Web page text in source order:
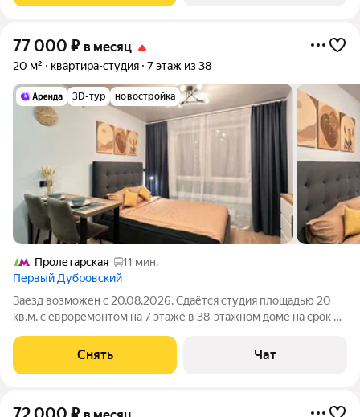
77 000 ₽ в месяц
20 м² квартира-студия 7 этаж из 38
3D-тур новостройка
Пролетарская
11 мин.
Первый Дубровский
Заезд возможен с 20.08.2026. Сдаётся студия площадью 20
кв.м. с евроремонтом на 7 этаже в 38-этажном доме на срок от
Микроволновка
Снять Чат